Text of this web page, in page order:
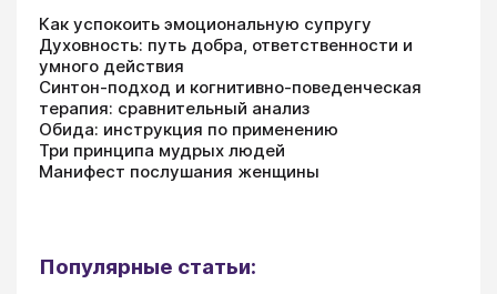
Как успокоить эмоциональную супругу
Духовность: путь добра, ответственности и
умного действия
Синтон-подход и когнитивно-поведенческая
терапия: сравнительный анализ
Обида: инструкция по применению
Три принципа мудрых людей
Манифест послушания женщины
Популярные статьи: